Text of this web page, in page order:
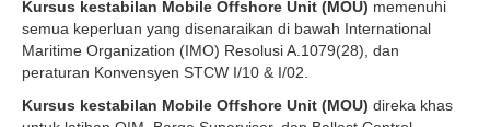
Kursus kestabilan Mobile Offshore Unit (MOU) memenuhi
semua keperluan yang disenaraikan di bawah International
Maritime Organization (IMO) Resolusi A.1079(28), dan
peraturan Konvensyen STCW I/10 & I/02.
Kursus kestabilan Mobile Offshore Unit (MOU) direka khas